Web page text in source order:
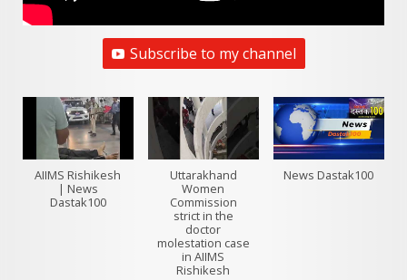
Subscribe to my channel
AIIMS Rishikesh
| News
Dastak100
Uttarakhand
Women
Commission
strict in the
doctor
molestation case
in AIIMS
Rishikesh
News Dastak100